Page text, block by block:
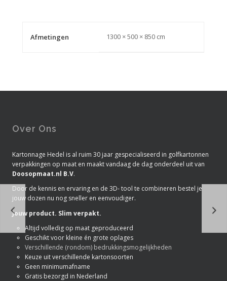
Afmetingen 1300 × 500 × 850 cm
Over Ons
Kartonnage Hedel is al ruim 30 jaar gespecialiseerd in golfkartonnen
verpakkingen op maat en maakt vandaag de dag onderdeel uit van
Doosopmaat.nl B.V.
Door de kennis en ervaring en de 3D- tool te combineren bestel je
jouw dozen nu nog sneller en eenvoudiger.
Jouw product. Slim verpakt.
Altijd volledig op maat geproduceerd
Geschikt voor kleine én grote oplages
Verschillende (rondom) bedrukkingsmogelijkheden
Keuze uit verschillende kartonsoorten
Geen minimumafname
Gratis bezorgd in Nederland